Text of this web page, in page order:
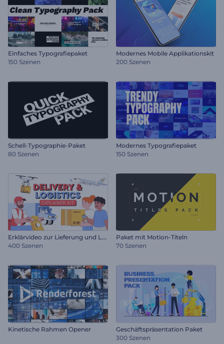
Einfaches Typografiepaket
150 Szenen
Modernes Mobile Applikationskit
200 Szenen
Schell-Typographie-Paket
80 Szenen
Modernes Typografiepaket
150 Szenen
E
rklärvideo zur Lieferung und Logistik
400 Szenen
Paket mit Motion-Titeln
70 Szenen
Kinetische Rahmen Opener
Geschäftspräsentation Paket
300 Szenen